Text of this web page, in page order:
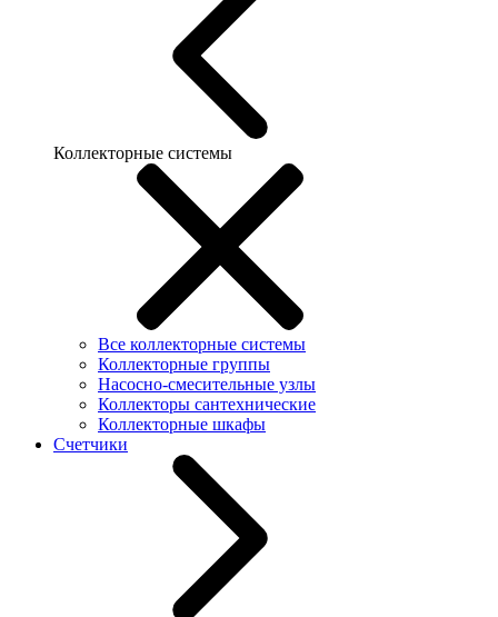
Коллекторные системы
Все коллекторные системы
Коллекторные группы
Насосно-смесительные узлы
Коллекторы сантехнические
Коллекторные шкафы
Счетчики